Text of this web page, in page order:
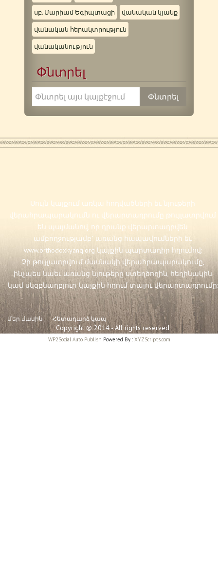
սբ. Մարիամ Եգիպտացի վանական կյանք
վանական հերակտրություն
վանականություն
Փնտրել
Սույն կայքում առկա հոդվածների եւ նյութերի
վերահրապարակումն ու վերարտադրումը թույլատրվում
են պայմանով, որ դրանք վերարտադրվեն
ամբողջությամբ` առանց հապավումների եւ
www.orthodoxkyanq.org կայքին պարտադիր հղումով:
Չի թույլատրվում մասնակի վերահրապարակումը,
ինչպես նաեւ առանց նյութերը ստեղծողին, հեղինակին
կամ սկզբնաղբյուր-կայքին հղում տալու վերարտադրումը:
Մեր մասին Հետադարձ կապ
Copyright © 2014 - All rights reserved
WP2Social Auto Publish Powered By :XYZScripts.com